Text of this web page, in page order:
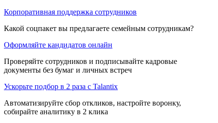
Корпоративная поддержка сотрудников
Какой соцпакет вы предлагаете семейным сотрудникам?
Оформляйте кандидатов онлайн
Проверяйте сотрудников и подписывайте кадровые
документы без бумаг и личных встреч
Ускорьте подбор в 2 раза с Talantix
Автоматизируйте сбор откликов, настройте воронку,
собирайте аналитику в 2 клика